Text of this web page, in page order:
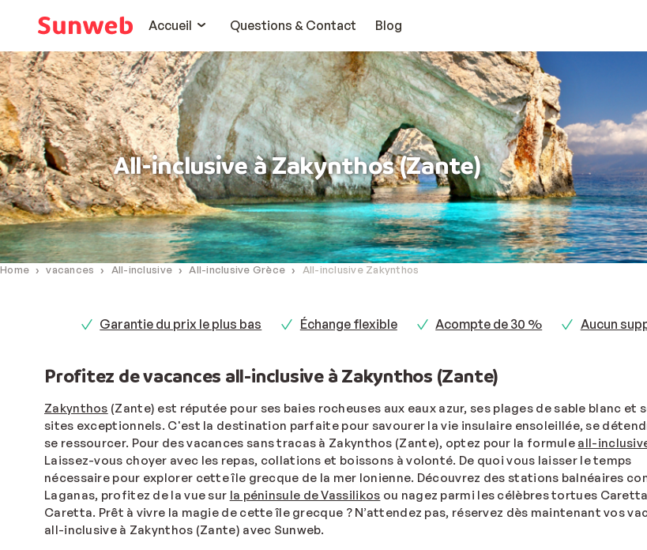
Accueil
Questions & Contact Blog
All-inclusive à Zakynthos (Zante)
Home vacances All-inclusive All-inclusive Grèce All-inclusive Zakynthos
Garantie du prix le plus bas Échange flexible Acompte de 30 % Aucun
Profitez de vacances all-inclusive à Zakynthos (Zante)
Zakynthos (Zante) est réputée pour ses baies rocheuses aux eaux azur, ses plages de sable blanc et
sites exceptionnels. C'est la destination parfaite pour savourer la vie insulaire ensoleillée, se
se ressourcer. Pour des vacances sans tracas à Zakynthos (Zante), optez pour la formule all-
Laissez-vous choyer avec les repas, collations et boissons à volonté. De quoi vous laisser le temps
nécessaire pour explorer cette île grecque de la mer Ionienne. Découvrez des stations balnéaires
Laganas, profitez de la vue sur la péninsule de Vassilikos ou nagez parmi les célèbres tortues
Caretta. Prêt à vivre la magie de cette île grecque ? N’attendez pas, réservez dès maintenant vos
all-inclusive à Zakynthos (Zante) avec Sunweb.